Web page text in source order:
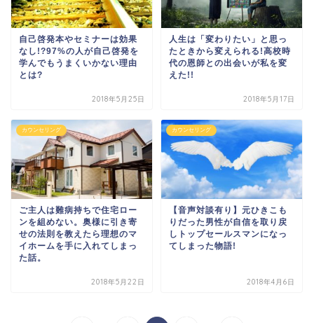
自己啓発本やセミナーは効果
なし!?97%の人が自己啓発を
学んでもうまくいかない理由
とは?
2018年5月25日
人生は「変わりたい」と思っ
たときから変えられる!高校時
代の恩師との出会いが私を変
えた!!
2018年5月17日
カウンセリング
ご主人は難病持ちで住宅ロー
ンを組めない。奥様に引き寄
せの法則を教えたら理想のマ
イホームを手に入れてしまっ
た話。
2018年5月22日
カウンセリング
【音声対談有り】元ひきこも
りだった男性が自信を取り戻
しトップセールスマンになっ
てしまった物語!
2018年4月6日